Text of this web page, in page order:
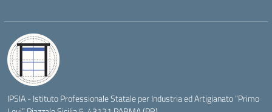
IPSIA - Istituto Professionale Statale per Industria ed Artigianato “Primo